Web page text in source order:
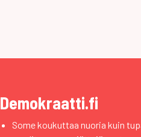
Demokraatti.fi
Some koukuttaa nuoria kuin